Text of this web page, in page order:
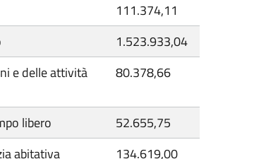
111.374,11
1.523.933,04
e delle attività
80.378,66
libero
52.655,75
abitativa
134.619,00